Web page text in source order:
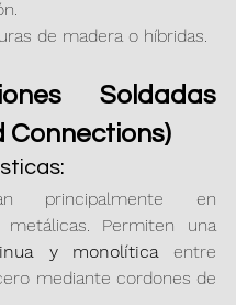
de madera o híbridas.
Soldadas
Connections)
principalmente en
metálicas. Permiten una
y monolítica entre
mediante cordones de